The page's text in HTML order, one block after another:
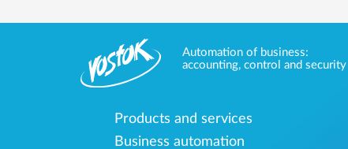
Automation of business:
accounting, control and security
Products and services
Business automation